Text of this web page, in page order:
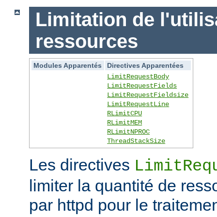
Limitation de
ressources
Modules Apparentés
Directives Apparentées
LimitRequestBody
LimitRequestFields
LimitRequestFieldsize
LimitRequestLine
RLimitCPU
RLimitMEM
RLimitNPROC
ThreadStackSize
Les directives
limiter la quantité de
par httpd pour le